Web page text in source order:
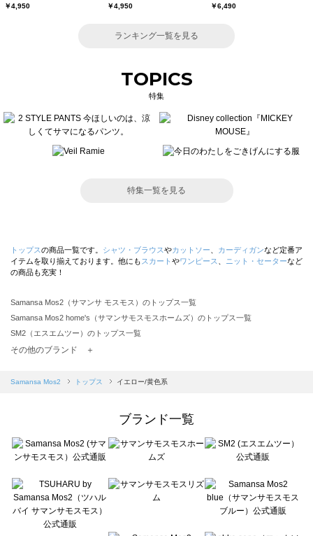
￥4,950 ￥4,950 ￥6,490
ランキング一覧を見る
TOPICS
特集
特集一覧を見る
トップスの商品一覧です。 シャツ・ブラウスやカットソー カーディガンなど定番ア
イテムを取り揃えております。他にも スカート やワンピース ニット・セーターなど
の商品も充実！
Samansa Mos2（サマンサ モスモス）のトップス一覧
Samansa Mos2 home's（サマンサモスモスホームズ）のトップス一覧
SM2（エスエムツー）のトップス一覧
TSUHARU by Samansa Mos2（ツハルバイサマンサモスモス）のトップス一覧
Samansa Mos2 blue（サマンサモスモス ブルー）のトップス一覧
sō4ū（ソウフォーユー）のトップス一覧
Te chichi（テチチ）のトップス一覧
Te chichi CLASSIC（テチチ クラシック）のトップス一覧
Lugnoncure（ルノンキュール）のトップス一覧
BETTY'S BLUE（べティーズブルー）のトップス一覧
Wpc.（ワールドパーティー）のトップス一覧
その他のブランド ＋
Samansa Mos2 トップス イエロー/黄色系
ブランド一覧